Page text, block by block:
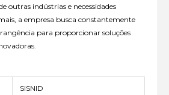
outras indústrias e necessidades
a empresa busca constantemente
para proporcionar soluções
SISNID